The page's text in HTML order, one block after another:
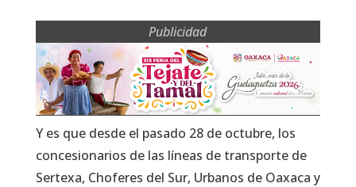
Publicidad
Y es que desde el pasado 28 de octubre, los
concesionarios de las líneas de transporte de
Sertexa, Choferes del Sur, Urbanos de Oaxaca y